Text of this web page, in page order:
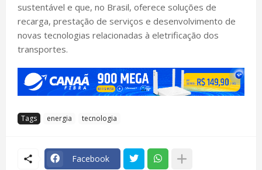
sustentável e que, no Brasil, oferece soluções de
recarga, prestação de serviços e desenvolvimento de
novas tecnologias relacionadas à eletrificação dos
transportes.
Tags energia tecnologia
Facebook